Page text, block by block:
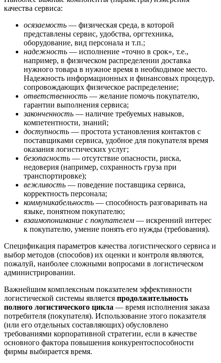
качества сервиса:
осязаемость — физическая среда, в которой
представлены сервис, удобства, оргтехника,
оборудование, вид персонала и т.п.;
надежность — исполнение «точно в срок», т.е.,
например, в физическом распределении доставка
нужного товара в нужное время в необходимое место.
Надежность информационных и финансовых процедур,
сопровождающих физическое распределение;
ответственность — желание помочь покупателю,
гарантии выполнения сервиса;
законченность — наличие требуемых навыков,
компетентности, знаний;
доступность — простота установления контактов с
поставщиками сервиса, удобное для покупателя время
оказания логистических услуг;
безопасность — отсутствие опасности, риска,
недоверия (например, сохранность груза при
транспортировке);
вежливость — поведение поставщика сервиса,
корректность персонала;
коммуникабельность — способность разговаривать на
языке, понятном покупателю;
взаимопонимание с покупателем — искренний интерес
к покупателю, умение понять его нужды (требования).
Спецификация параметров качества логистического сервиса и
выбор методов (способов) их оценки и контроля являются,
пожалуй, наиболее сложными вопросами в логистическом
администрировании.
Важнейшим комплексным показателем эффективности
логистической системы является продолжительность
полного логистического цикла — время исполнения заказа
потребителя (покупателя). Использование этого показателя
(или его отдельных составляющих) обусловлено
требованиями корпоративной стратегии, если в качестве
основного фактора повышения конкурентоспособности
фирмы выбирается время.